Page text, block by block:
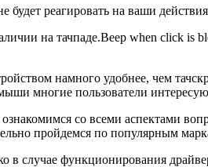
будет реагировать на ваши
на тачпаде.Beep when click is
намного удобнее, чем
многие пользователи
со всеми аспектами
пройдемся по популярным
случае функционирования